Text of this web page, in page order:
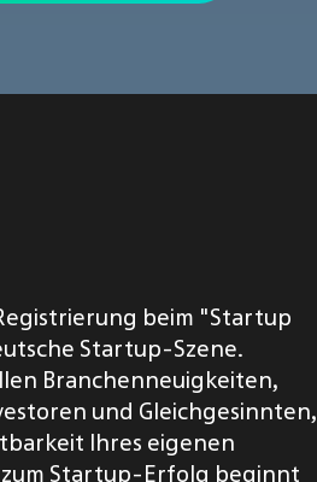
beim "Startup
Startup-Szene.
Branchenneuigkeiten,
und Gleichgesinnten,
Ihres eigenen
Startup-Erfolg beginnt